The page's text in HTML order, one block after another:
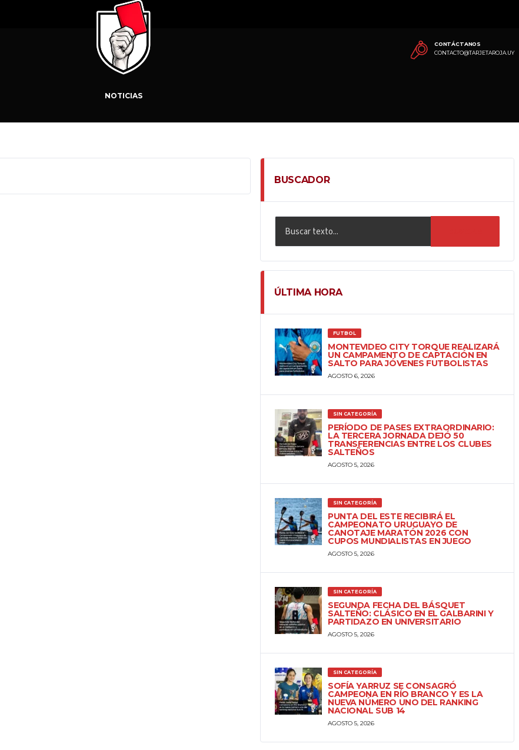
CONTÁCTANOS
CONTACTO@TARJETAROJA.UY
NOTICIAS
BUSCADOR
ÚLTIMA HORA
FUTBOL
MONTEVIDEO CITY TORQUE REALIZARÁ
UN CAMPAMENTO DE CAPTACIÓN EN
SALTO PARA JÓVENES FUTBOLISTAS
AGOSTO 6, 2026
SIN CATEGORÍA
PERÍODO DE PASES EXTRAORDINARIO:
LA TERCERA JORNADA DEJÓ 50
TRANSFERENCIAS ENTRE LOS CLUBES
SALTEÑOS
AGOSTO 5, 2026
SIN CATEGORÍA
PUNTA DEL ESTE RECIBIRÁ EL
CAMPEONATO URUGUAYO DE
CANOTAJE MARATÓN 2026 CON
CUPOS MUNDIALISTAS EN JUEGO
AGOSTO 5, 2026
SIN CATEGORÍA
SEGUNDA FECHA DEL BÁSQUET
SALTEÑO: CLÁSICO EN EL GALBARINI Y
PARTIDAZO EN UNIVERSITARIO
AGOSTO 5, 2026
SIN CATEGORÍA
SOFÍA YARRUZ SE CONSAGRÓ
CAMPEONA EN RÍO BRANCO Y ES LA
NUEVA NÚMERO UNO DEL RANKING
NACIONAL SUB 14
AGOSTO 5, 2026